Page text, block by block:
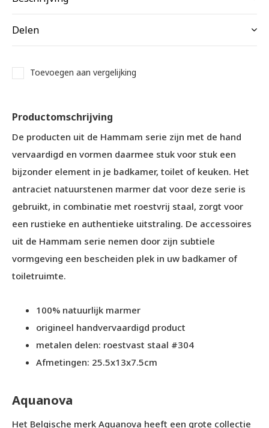
Delen
Toevoegen aan vergelijking
Productomschrijving
De producten uit de Hammam serie zijn met de hand
vervaardigd en vormen daarmee stuk voor stuk een
bijzonder element in je badkamer, toilet of keuken. Het
antraciet natuurstenen marmer dat voor deze serie is
gebruikt, in combinatie met roestvrij staal, zorgt voor
een rustieke en authentieke uitstraling. De accessoires
uit de Hammam serie nemen door zijn subtiele
vormgeving een bescheiden plek in uw badkamer of
toiletruimte.
100% natuurlijk marmer
origineel handvervaardigd product
metalen delen: roestvast staal #304
Afmetingen: 25.5x13x7.5cm
Aquanova
Het Belgische merk Aquanova heeft een grote collectie